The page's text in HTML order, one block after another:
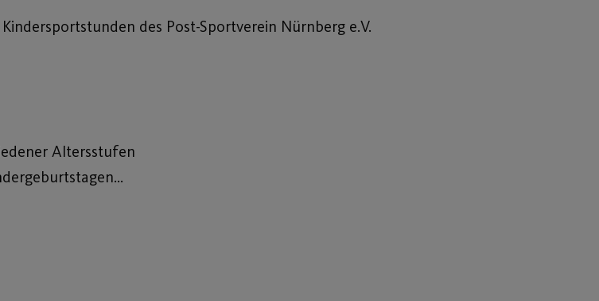
des Post-Sportverein Nürnberg e.V.
Altersstufen